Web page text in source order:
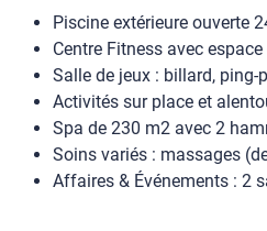
Piscine extérieure ouverte
Centre Fitness avec
Salle de jeux : billard,
Activités sur place et
Spa de 230 m2 avec 2
Soins variés : massages
Affaires & Événements : 2